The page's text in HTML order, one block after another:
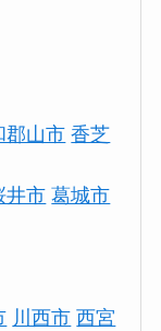
郡山市 香芝
井市 葛城市
川西市 西宮